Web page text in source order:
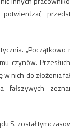
potwierdzać
czynów.
nich do złożenia
fałszywych
S. został